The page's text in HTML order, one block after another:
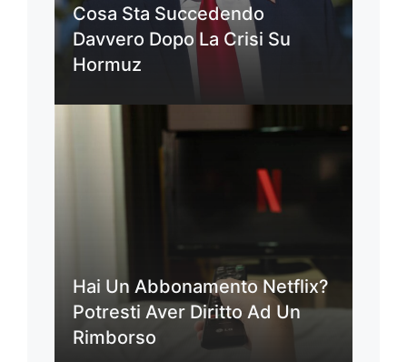
Cosa Sta Succedendo
Davvero Dopo La Crisi Su
Hormuz
Hai Un Abbonamento Netflix?
Potresti Aver Diritto Ad Un
Rimborso